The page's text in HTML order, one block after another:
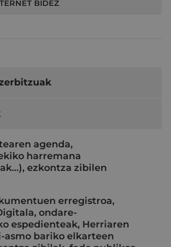
BIDEZ
agenda,
harremana
ezkontza zibilen
erregistroa,
ondare-
espedienteak, Herriaren
asmo bariko elkarteen